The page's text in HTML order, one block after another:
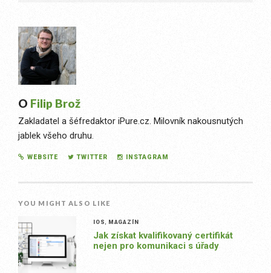
O Filip Brož
Zakladatel a šéfredaktor iPure.cz. Milovník nakousnutých
jablek všeho druhu.
WEBSITE TWITTER INSTAGRAM
YOU MIGHT ALSO LIKE
IOS MAGAZÍN
Jak získat kvalifikovaný certifikát
nejen pro komunikaci s úřady